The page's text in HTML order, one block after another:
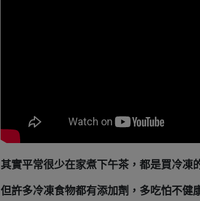
其實平常很少在家煮下午茶，都是買冷凍
但許多冷凍食物都有添加劑，多吃怕不健